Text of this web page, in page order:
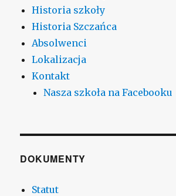
Historia szkoły
Historia Szczańca
Absolwenci
Lokalizacja
Kontakt
Nasza szkoła na Facebooku
DOKUMENTY
Statut